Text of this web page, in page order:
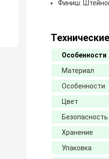
Финиш:
Особенности
Материал
Особенности
Цвет
Безопасность
Хранение
Упаковка